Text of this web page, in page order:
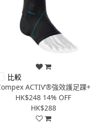
比較
ACTIV’®強效護足踝+
HK$248 14% OFF
HK$288